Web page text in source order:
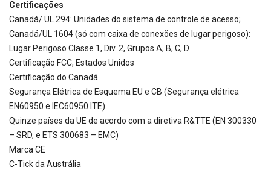
Certificações
Canadá/ UL 294: Unidades do sistema de controle de acesso;
Canadá/UL 1604 (só com caixa de conexões de lugar perigoso):
Lugar Perigoso Classe 1, Div. 2, Grupos A, B, C, D
Certificação FCC, Estados Unidos
Certificação do Canadá
Segurança Elétrica de Esquema EU e CB (Segurança elétrica
EN60950 e IEC60950 ITE)
Quinze países da UE de acordo com a diretiva R&TTE (EN 300330
– SRD, e ETS 300683 – EMC)
Marca CE
C-Tick da Austrália